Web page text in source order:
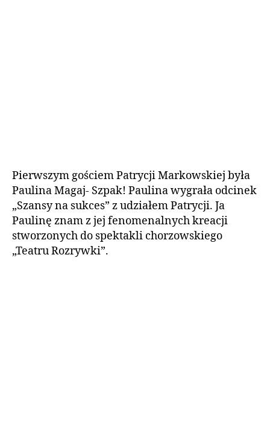
Pierwszym gościem Patrycji Markowskiej była
Paulina Magaj- Szpak! Paulina wygrała odcinek
„Szansy na sukces” z udziałem Patrycji. Ja
Paulinę znam z jej fenomenalnych kreacji
stworzonych do spektakli chorzowskiego
„Teatru Rozrywki”.